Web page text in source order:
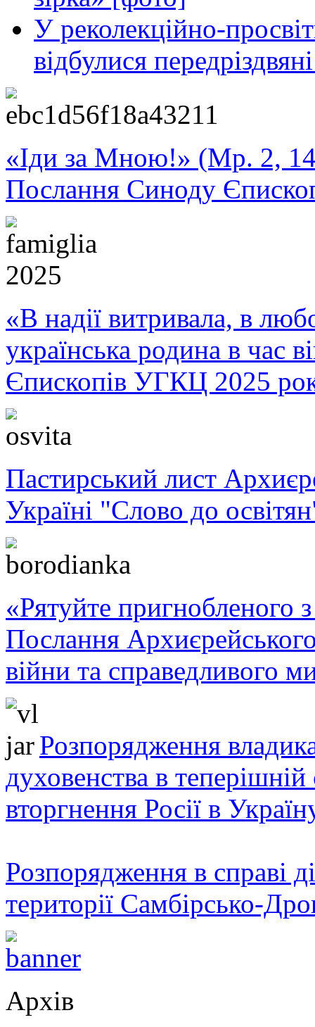
У реколекційно-
відбулися
«Іди за Мною!» (Мр. 2,
Послання Синоду
«В надії витривала, в
українська родина в час
Єпископів УГКЦ 2025
Пастирський лист
Україні "Слово до
«Рятуйте пригнобленого
Послання
війни та справедливого
Розпорядження
духовенства в теперішній
вторгнення Росії в
Розпорядження в справі
території Самбірсько-
Архів